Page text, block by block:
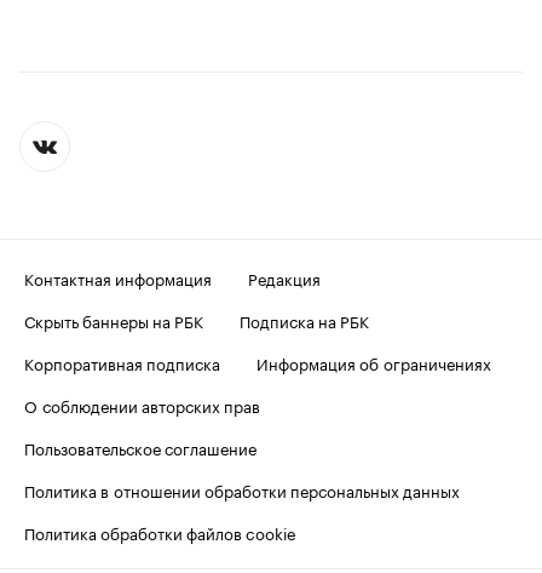
Контактная информация
Редакция
Скрыть баннеры на РБК
Подписка на РБК
Корпоративная подписка
Информация об ограничениях
О соблюдении авторских прав
Пользовательское соглашение
Политика в отношении обработки персональных данных
Политика обработки файлов cookie